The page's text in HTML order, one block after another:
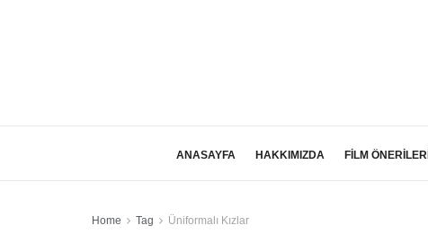
ANASAYFA HAKKIMIZDA FİLM ÖNERİLERİ
Home Tag Üniformalı Kızlar